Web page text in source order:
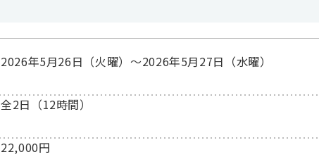
2026年5月26日（火曜）〜2026年5月27日（水曜）
全2日（12時間）
22,000円